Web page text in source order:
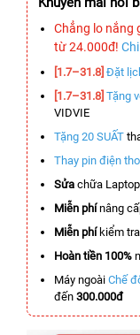
Chẳng lo nắng
từ 24.000đ!
[1.7–31.8] Đặt
[1.7–31.8] Tặng
VIDVIE
Tặng 20 SUẤT
Thay pin điện
Sửa chữa
Miễn phínâng
Miễn phíkiểm
Hoàn tiền 100%
Máy ngoài Chế
đến 300.000đ